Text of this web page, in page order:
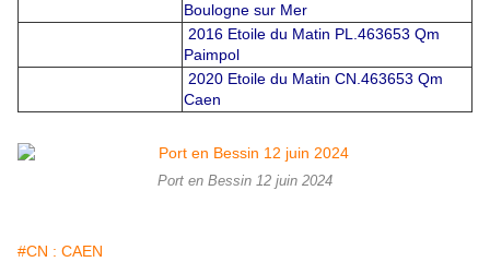
Boulogne sur Mer
2016 Etoile du Matin PL.463653 Qm
Paimpol
2020 Etoile du Matin CN.463653 Qm
Caen
Port en Bessin 12 juin 2024
#CN : CAEN